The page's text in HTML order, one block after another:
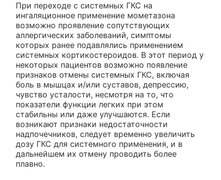
При переходе с системных ГКС на
ингаляционное применение мометазона
возможно проявление сопутствующих
аллергических заболеваний, симптомы
которых ранее подавлялись применением
системных кортикостероидов. В этот период у
некоторых пациентов возможно появление
признаков отмены системных ГКС, включая
боль в мышцах и/или суставов, депрессию,
чувство усталости, несмотря на то, что
показатели функции легких при этом
стабильны или даже улучшаются. Если
возникают признаки недостаточности
надпочечников, следует временно увеличить
дозу ГКС для системного применения, и в
дальнейшем их отмену проводить более
плавно.